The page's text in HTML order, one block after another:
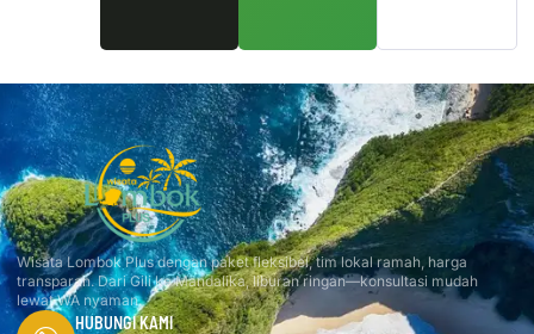
Wisata Lombok Plus dengan paket fleksibel, tim lokal ramah, harga
transparan. Dari Gili ke Mandalika, liburan ringan—konsultasi mudah
lewat WA nyaman.
HUBUNGI KAMI